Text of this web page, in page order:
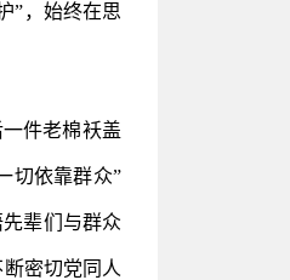
”，始终在思
件老棉袄盖
切依靠群众”
辈们与群众
密切党同人